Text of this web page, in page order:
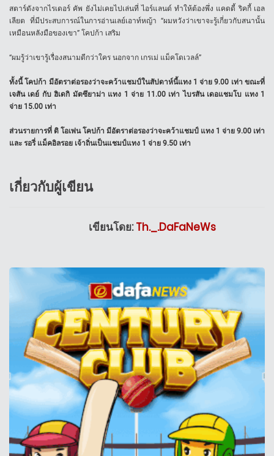
สตาร์ดังจากไรเดอร์ คัพ ยังไม่เคยไปเล่นที่ ไอร์แลนด์ ทำให้ต้องพึ่ง แคดดี้ ริคกี้ เอล
เลียต ที่มีประสบการณ์ในการอ่านเลย์เอาท์หญ้า “ผมหวังว่าเขาจะรู้เกี่ยวกับสนานั้น
เหมือนหลังมือของเขา” โคปก้า เสริม
“ผมรู้ว่าเขารู้เรื่องสนามดีกว่าใคร นอกจาก เกรเม่ แม็คโดเวลล์”
ทั้งนี้ โคปก้า มีอัตราต่อรองว่าจะคว้าแชมป์ในสัปดาห์นี้แทง 1 จ่าย 9.00 เท่า ขณะที่
เจสัน เดย์ กับ ฮิเดกิ มัตซึยาม่า แทง 1 จ่าย 11.00 เท่า ไบรสัน เดอแชมโบ แทง 1
จ่าย 15.00 เท่า
ส่วนรายการที่ ดิ โอเพ่น โคปก้า มีอัตราต่อรองว่าจะคว้าแชมป์ แทง 1 จ่าย 9.00 เท่า
และ รอรี่ แม็คอิลรอย เจ้าถิ่นเป็นแชมป์แทง 1 จ่าย 9.50 เท่า
เกี่ยวกับผู้เขียน
เขียนโดย:Th._.DaFaNeWs